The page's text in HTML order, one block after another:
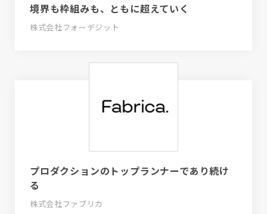
境界も枠組みも、ともに超えていく
株式会社フォーデジット
プロダクションのトップランナーであり続け
る
株式会社ファブリカ